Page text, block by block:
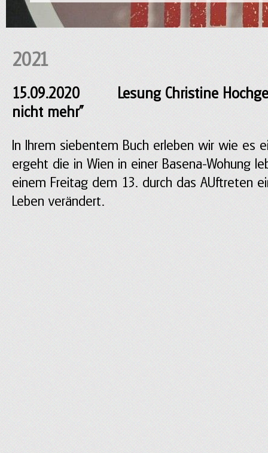
2021
15.09.2020 Lesung Christine
nicht mehr"
In Ihrem siebentem Buch erleben wir wie es
ergeht die in Wien in einer Basena-Wohung
einem Freitag dem 13. durch das AUftreten
Leben verändert.